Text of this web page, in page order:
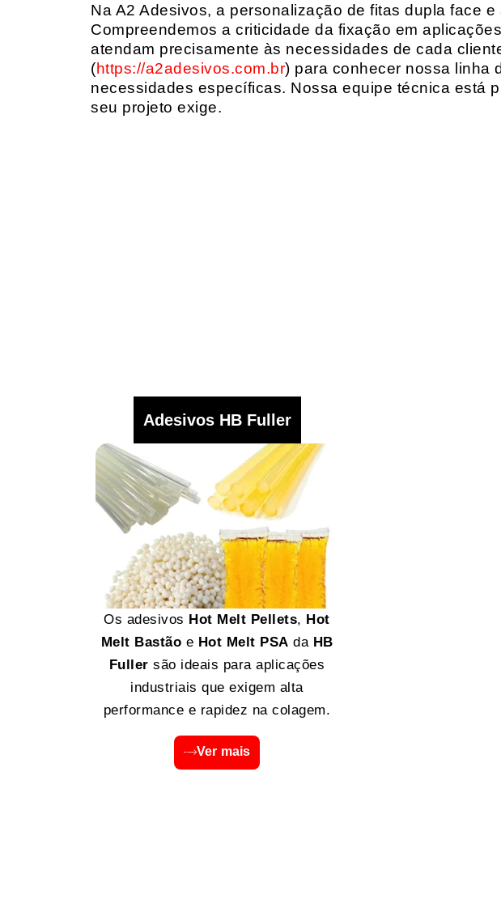
Na A2 Adesivos, a personalização de fitas dupla face
Compreendemos a criticidade da fixação em
atendam precisamente às necessidades de cada
(https://a2adesivos.com.br) para conhecer nossa linha
necessidades específicas. Nossa equipe técnica está
seu projeto exige.
Adesivos HB Fuller
Os adesivos Hot Melt Pellets, Hot
Melt Bastão e Hot Melt PSA da HB
Fuller são ideais para aplicações
industriais que exigem alta
performance e rapidez na colagem.
Ver mais